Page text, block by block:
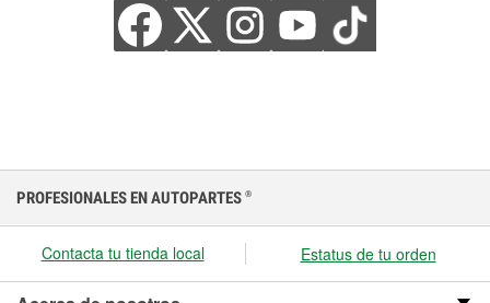
PROFESIONALES EN AUTOPARTES ®
Contacta tu tienda local Estatus de tu orden